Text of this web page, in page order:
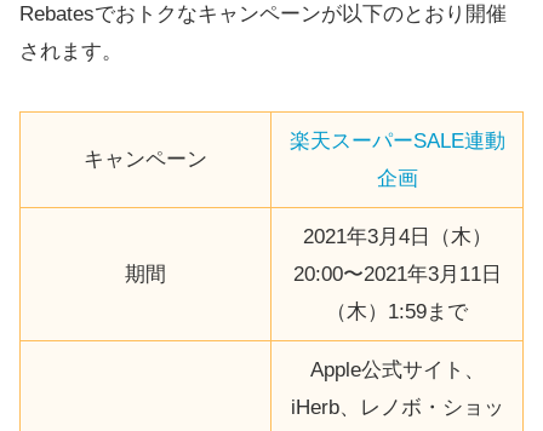
Rebatesでおトクなキャンペーンが以下のとおり開催
されます。
キャンペーン
楽天スーパーSALE連動
企画
期間
2021年3月4日（木）
20:00〜2021年3月11日
（木）1:59まで
Apple公式サイト、
iHerb、レノボ・ショッ